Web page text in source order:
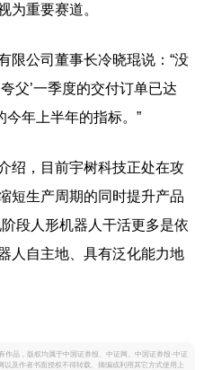
为重要赛道。
公司董事长冷晓琨说：“没
父’一季度的交付订单已达
年上半年的指标。”
，目前宇树科技正处在攻
短生产周期的同时提升产品
段人形机器人干活更多是依
人自主地、具有泛化能力地
作品，版权均属于中国证券报、中证网。中国证券报·中证
及作者书面授权不得转载、摘编或利用其它方式使用上